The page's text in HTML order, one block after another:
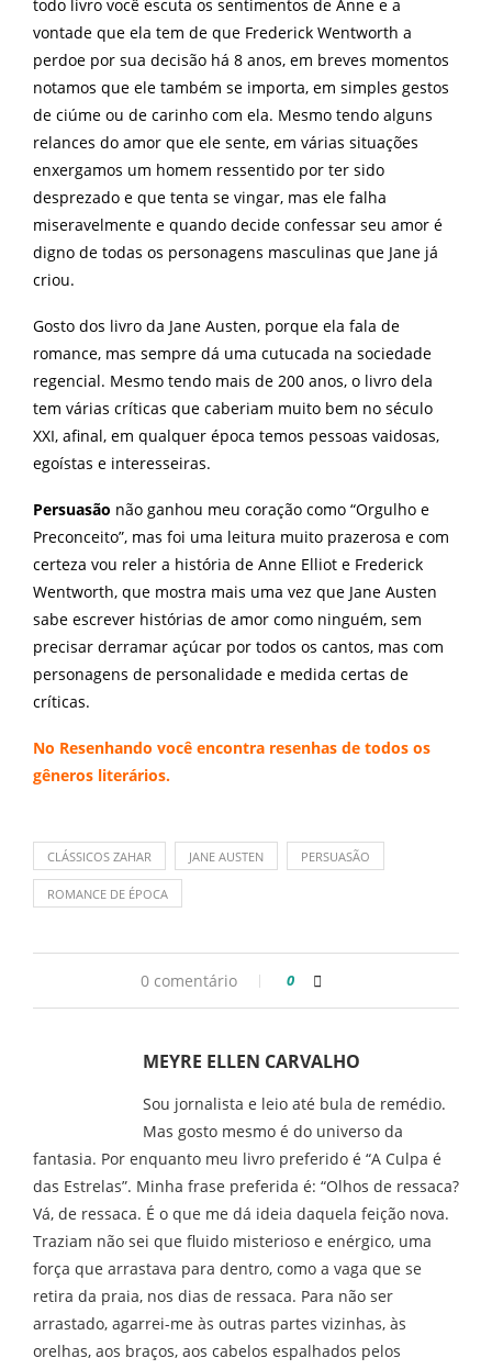
todo livro você escuta os sentimentos de Anne e a
vontade que ela tem de que Frederick Wentworth a
perdoe por sua decisão há 8 anos, em breves momentos
notamos que ele também se importa, em simples gestos
de ciúme ou de carinho com ela. Mesmo tendo alguns
relances do amor que ele sente, em várias situações
enxergamos um homem ressentido por ter sido
desprezado e que tenta se vingar, mas ele falha
miseravelmente e quando decide confessar seu amor é
digno de todas os personagens masculinas que Jane já
criou.
Gosto dos livro da Jane Austen, porque ela fala de
romance, mas sempre dá uma cutucada na sociedade
regencial. Mesmo tendo mais de 200 anos, o livro dela
tem várias críticas que caberiam muito bem no século
XXI, afinal, em qualquer época temos pessoas vaidosas,
egoístas e interesseiras.
Persuasão não ganhou meu coração como “Orgulho e
Preconceito”, mas foi uma leitura muito prazerosa e com
certeza vou reler a história de Anne Elliot e Frederick
Wentworth, que mostra mais uma vez que Jane Austen
sabe escrever histórias de amor como ninguém, sem
precisar derramar açúcar por todos os cantos, mas com
personagens de personalidade e medida certas de
críticas.
No Resenhando você encontra resenhas de todos os
gêneros literários.
CLÁSSICOS ZAHAR JANE AUSTEN PERSUASÃO
ROMANCE DE ÉPOCA
0 comentário 0
MEYRE ELLEN CARVALHO
Sou jornalista e leio até bula de remédio.
Mas gosto mesmo é do universo da
fantasia. Por enquanto meu livro preferido é “A Culpa é
das Estrelas”. Minha frase preferida é: “Olhos de ressaca?
Vá, de ressaca. É o que me dá ideia daquela feição nova.
Traziam não sei que fluido misterioso e enérgico, uma
força que arrastava para dentro, como a vaga que se
retira da praia, nos dias de ressaca. Para não ser
arrastado, agarrei-me às outras partes vizinhas, às
orelhas, aos braços, aos cabelos espalhados pelos